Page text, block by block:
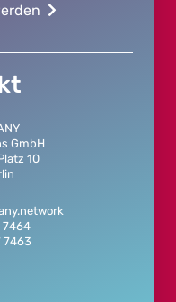
GmbH
10
7464
7463